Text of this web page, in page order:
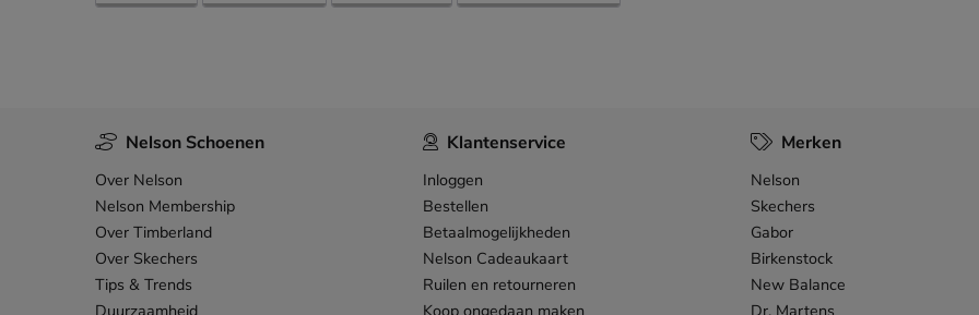
Nelson Schoenen
Over Nelson
Nelson Membership
Over Timberland
Over Skechers
Tips & Trends
Klantenservice
Inloggen
Bestellen
Betaalmogelijkheden
Nelson Cadeaukaart
Ruilen en retourneren
Merken
Nelson
Skechers
Gabor
Birkenstock
New Balance